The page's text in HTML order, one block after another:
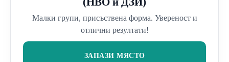
Малки групи, присъствена форма. Увереност и
отлични резултати!
ЗАПАЗИ МЯСТО